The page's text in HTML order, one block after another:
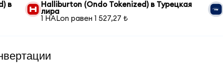
в
Halliburton (Ondo Tokenized) в Турецкая
лира
1 HALon равен 1 527,27 ₺